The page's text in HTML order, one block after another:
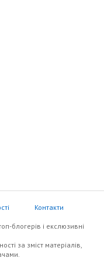
Контакти
блогерів i екслюзивнi
за зміст матеріалів,